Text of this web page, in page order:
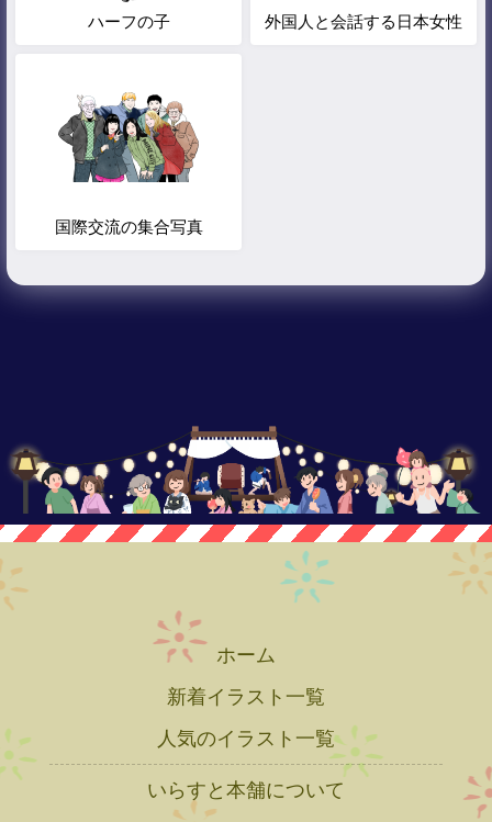
ハーフの子 外国人と会話する日本女性
国際交流の集合写真
ホーム
新着イラスト一覧
人気のイラスト一覧
いらすと本舗について